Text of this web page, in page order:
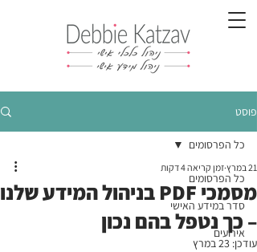
פוסט
כל הפרסומים
סדר במידע האישי
אירועים
כל הפרסומים
מסמכי PDF בניהול המידע שלנו
– כך נטפל בהם נכון
21 במרץ זמן קריאה 4 דקות
עודכן: 23 במרץ